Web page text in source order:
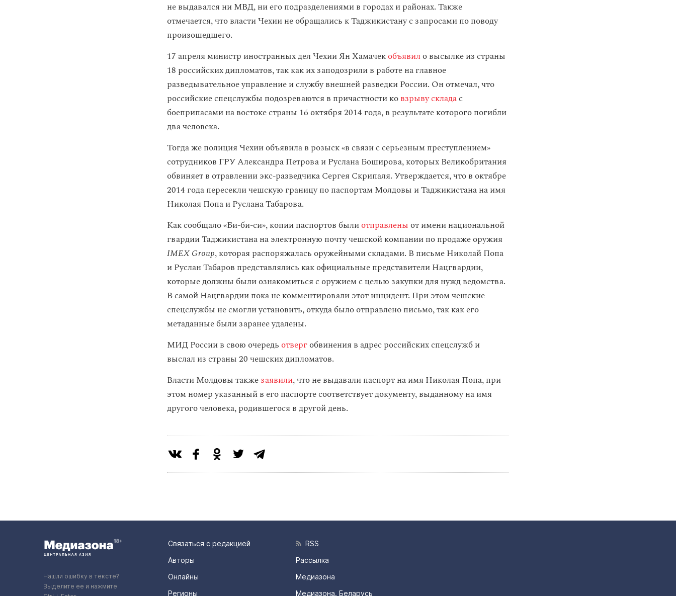
не выдавался ни МВД, ни его подразделениями в городах и районах. Также
отмечается, что власти Чехии не обращались к Таджикистану с запросами по поводу
произошедшего.
17 апреля министр иностранных дел Чехии Ян Хамачекобъявил о высылке из страны
18 российских дипломатов, так как их заподозрили в работе на главное
разведывательное управление и службу внешней разведки России. Он отмечал, что
российские спецслужбы подозреваются в причастности ковзрыву складас
боеприпасами на востоке страны 16 октября 2014 года, в результате которого погибли
два человека.
Тогда же полиция Чехии объявила в розыск «в связи с серьезным преступлением»
сотрудников ГРУ Александра Петрова и Руслана Боширова, которых Великобритания
обвиняет в отравлении экс-разведчика Сергея Скрипаля. Утверждается, что в октябре
2014 года пересекли чешскую границу по паспортам Молдовы и Таджикистана на имя
Николая Попа и Руслана Табарова.
Как сообщало «Би-би-си», копии паспортов былиотправлены от имени национальной
гвардии Таджикистана на электронную почту чешской компании по продаже оружия
IMEX Group, которая распоряжалась оружейными складами. В письме Николай Попа
и Руслан Табаров представлялись как официальные представители Нацгвардии,
которые должны были ознакомиться с оружием с целью закупки для нужд ведомства.
В самой Нацгвардии пока не комментировали этот инцидент. При этом чешские
спецслужбы не смогли установить, откуда было отправлено письмо, так как его
метаданные были заранее удалены.
МИД России в свою очередь отвергобвинения в адрес российских спецслужб и
выслал из страны 20 чешских дипломатов.
Власти Молдовы такжезаявили, что не выдавали паспорт на имя Николая Попа, при
этом номер указанный в его паспорте соответствует документу, выданному на имя
другого человека, родившегося в другой день.
Нашли ошибку в тексте?
Выделите ее и нажмите
Связаться с редакцией
Авторы
Онлайны
Регионы
RSS
Рассылка
Медиазона
Медиазона. Беларусь